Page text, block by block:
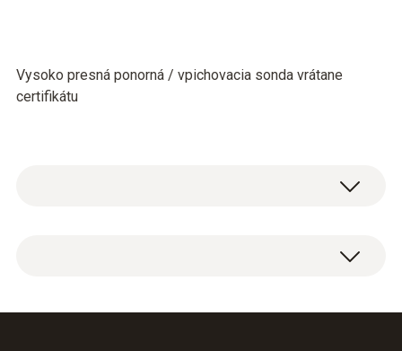
Vysoko presná ponorná / vpichovacia sonda vrátane
certifikátu